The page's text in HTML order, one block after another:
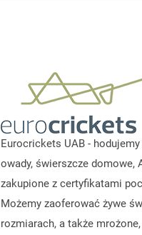
Eurocrickets UAB -
owady, świerszcze domowe,
zakupione z certyfikatami
Możemy zaoferować żywe
rozmiarach, a także